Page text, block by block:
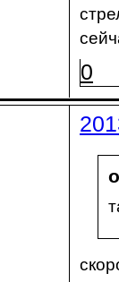
0